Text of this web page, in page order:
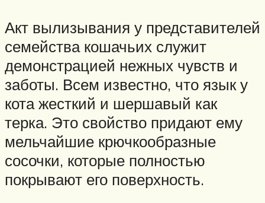
Акт вылизывания у представителей
семейства кошачьих служит
демонстрацией нежных чувств и
заботы. Всем известно, что язык у
кота жесткий и шершавый как
терка. Это свойство придают ему
мельчайшие крючкообразные
сосочки, которые полностью
покрывают его поверхность.